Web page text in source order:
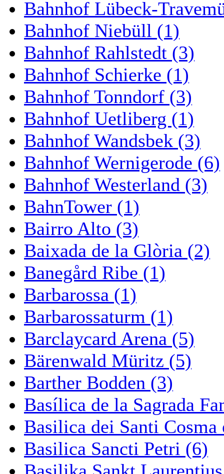
Bahnhof Lübeck-
Bahnhof Niebüll (1)
Bahnhof Rahlstedt (3)
Bahnhof Schierke (1)
Bahnhof Tonndorf (3)
Bahnhof Uetliberg (1)
Bahnhof Wandsbek (3)
Bahnhof Wernigerode (6)
Bahnhof Westerland (3)
BahnTower (1)
Bairro Alto (3)
Baixada de la Glòria (2)
Banegård Ribe (1)
Barbarossa (1)
Barbarossaturm (1)
Barclaycard Arena (5)
Bärenwald Müritz (5)
Barther Bodden (3)
Basílica de la Sagrada
Basilica dei Santi
Basilica Sancti Petri (6)